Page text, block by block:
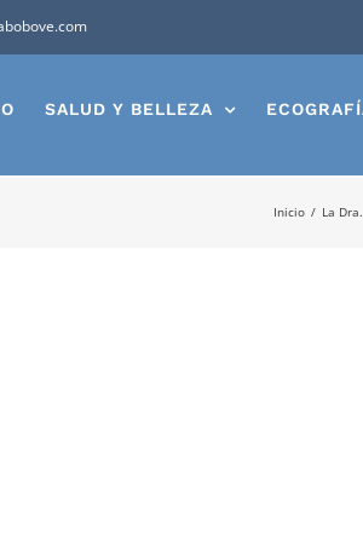
SALUD Y BELLEZA
Inicio La